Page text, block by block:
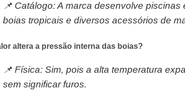
📌 Catálogo:A marca desenvolve piscinas
boias tropicais e diversos acessórios de
altera a pressão interna das boias?
📌 Física: Sim, pois a alta temperatura
sem significar furos.